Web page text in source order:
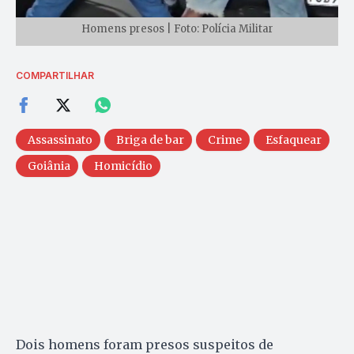
Homens presos | Foto: Polícia Militar
COMPARTILHAR
Assassinato Briga de bar Crime
Esfaquear
Goiânia
Homicídio
Dois homens foram presos suspeitos de